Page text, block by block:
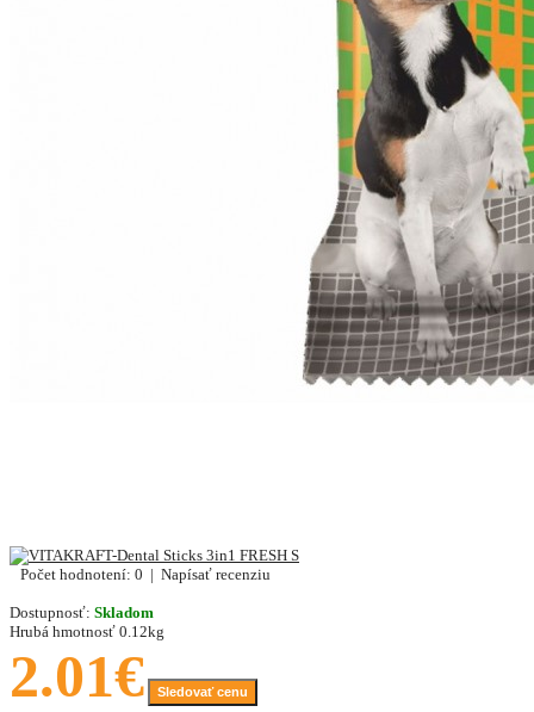
Počet hodnotení: 0 | Napísať recenziu
Dostupnosť: Skladom
Hrubá hmotnosť 0.12kg
2.01€
Sledovať cenu